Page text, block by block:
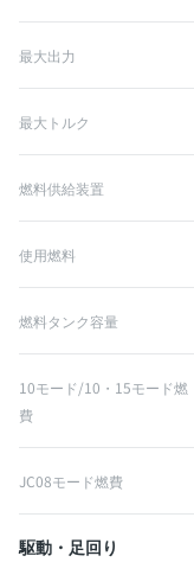
最大出力
最大トルク
燃料供給装置
使用燃料
燃料タンク容量
10モード/10・15モード燃
費
JC08モード燃費
駆動・足回り